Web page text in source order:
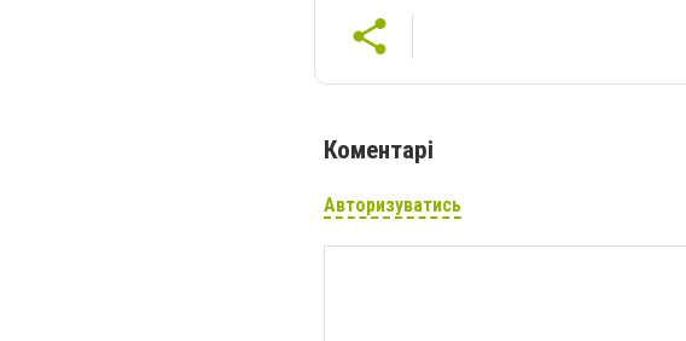
Коментарі
Авторизуватись